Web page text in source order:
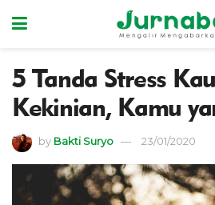
5 Tanda Stress
Kekinian, Kamu
by Bakti Suryo 23/01/2020